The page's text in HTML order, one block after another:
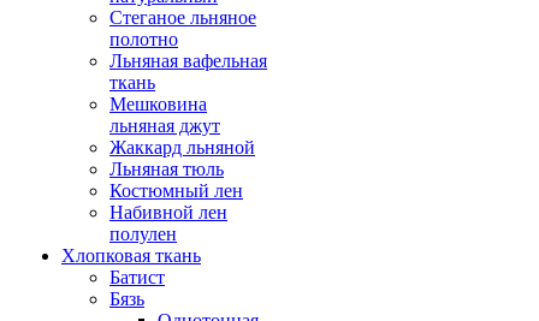
Стеганое льняное
полотно
Льняная вафельная
ткань
Мешковина
льняная джут
Жаккард льняной
Льняная тюль
Костюмный лен
Набивной лен
полулен
Хлопковая ткань
Батист
Бязь